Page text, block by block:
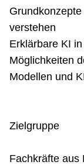
verstehen
Erklärbare KI
Möglichkeiten
Modellen und
Zielgruppe
Fachkräfte aus